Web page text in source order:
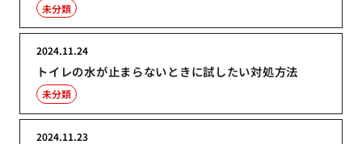
未分類
トイレの水が止まらないときに試したい対処方法
2024.11.24
未分類
2024.11.23